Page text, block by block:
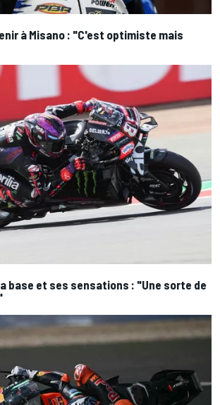
à Misano : "C'est optimiste mais
base et ses sensations : "Une sorte de